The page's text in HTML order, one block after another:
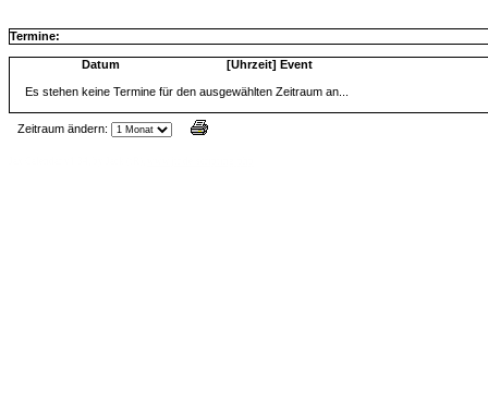
Termine:
Datum [Uhrzeit] Event
Es stehen keine Termine für den ausgewählten Zeitraum an...
Zeitraum ändern: